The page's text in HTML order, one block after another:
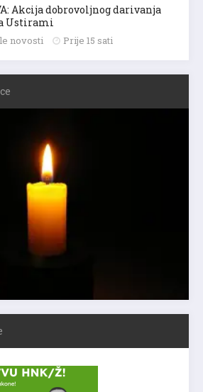
Akcija dobrovoljnog darivanja
Ustirami
novosti Prije 15 sati